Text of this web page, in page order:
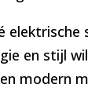
en stijl
modern